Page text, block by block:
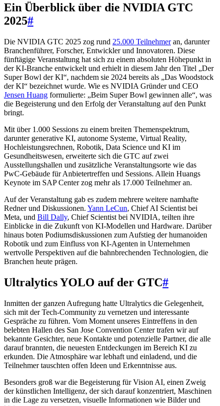
Ein Überblick über die NVIDIA GTC
2025#
Die NVIDIA GTC 2025 zog rund 25.000 Teilnehmeran, darunter
Branchenführer, Forscher, Entwickler und Innovatoren. Diese
fünftägige Veranstaltung hat sich zu einem absoluten Höhepunkt in
der KI-Branche entwickelt und erhielt in diesem Jahr den Titel „Der
Super Bowl der KI“, nachdem sie 2024 bereits als „Das Woodstock
der KI“ bezeichnet wurde. Wie es NVIDIA Gründer und CEO
Jensen Huang formulierte: „Beim Super Bowl gewinnen alle“, was
die Begeisterung und den Erfolg der Veranstaltung auf den Punkt
bringt.
Mit über 1.000 Sessions zu einem breiten Themenspektrum,
darunter generative KI, autonome Systeme, Virtual Reality,
Hochleistungsrechnen, Robotik, Data Science und KI im
Gesundheitswesen, erweiterte sich die GTC auf zwei
Ausstellungshallen und zusätzliche Veranstaltungsorte wie das
PwC-Gebäude für Anbietertreffen und Sessions. Allein Huangs
Keynote im SAP Center zog mehr als 17.000 Teilnehmer an.
Auf der Veranstaltung gab es zudem mehrere weitere namhafte
Redner und Diskussionen. Yann LeCun, Chief AI Scientist bei
Meta, und Bill Dally, Chief Scientist bei NVIDIA, teilten ihre
Einblicke in die Zukunft von KI-Modellen und Hardware. Darüber
hinaus boten Podiumsdiskussionen zum Aufstieg der humanoiden
Robotik und zum Einfluss von KI-Agenten in Unternehmen
wertvolle Perspektiven auf die bahnbrechenden Technologien, die
Branchen heute prägen.
Ultralytics YOLO auf der GTC#
Inmitten der ganzen Aufregung hatte Ultralytics die Gelegenheit,
sich mit der Tech-Community zu vernetzen und interessante
Gespräche zu führen. Vom Moment unseres Eintreffens in den
belebten Hallen des San Jose Convention Center trafen wir auf
bekannte Gesichter, neue Kontakte und potenzielle Partner, die alle
darauf brannten, die neuesten Entdeckungen im Bereich KI zu
erkunden. Die Atmosphäre war lebhaft und einladend, und die
Teilnehmer tauschten offen Ideen und Erkenntnisse aus.
Besonders groß war die Begeisterung für Vision AI, einen Zweig
der künstlichen Intelligenz, der sich darauf konzentriert, Maschinen
in die Lage zu versetzen, visuelle Informationen wie Bilder und